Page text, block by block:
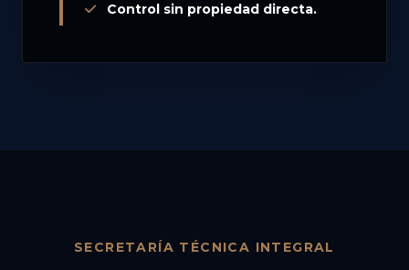
Control sin propiedad directa.
SECRETARÍA TÉCNICA INTEGRAL